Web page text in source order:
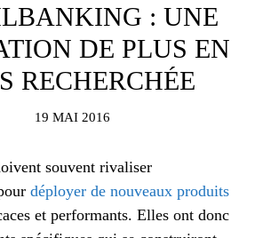
: UNE
DE PLUS EN
RECHERCHÉE
19 MAI 2016
souvent rivaliser
déployer de nouveaux produits
et performants. Elles ont donc